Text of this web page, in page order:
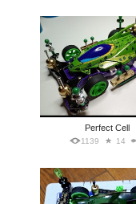
Perfect Cell
1139 14